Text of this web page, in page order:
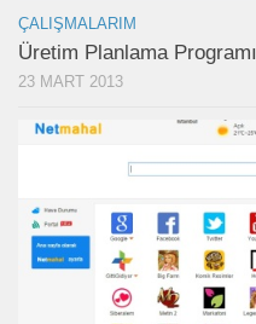
ÇALIŞMALARIM
Üretim Planlama Programı
23 MART 2013